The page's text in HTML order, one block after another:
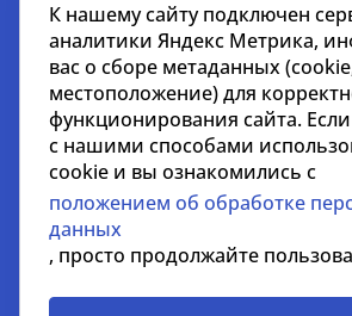
Санкт-Петербург
191186, Волынский пер., д. 3a
БЦ «Северная Столица»
+7 812 718 36 18
kc@nikoliers.ru
Москва
К нашему сайту подключен
аналитики Яндекс Метрика,
вас о сборе метаданных
местоположение) для
функционирования сайта.
с нашими способами
cookie и вы ознакомились с
положением об обработке
данных
, просто продолжайте